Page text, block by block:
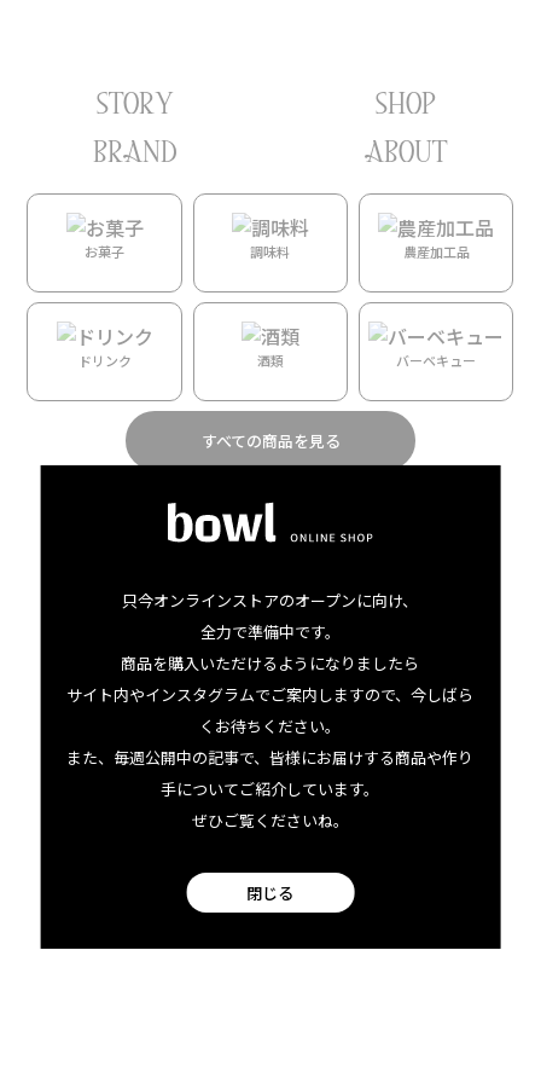
只今オンラインストアのオープンに向け、
全力で準備中です。
商品を購入いただけるようになりましたら
サイト内やインスタグラムでご案内しますので、今しばら
くお待ちください。
また、毎週公開中の記事で、皆様にお届けする商品や作り
手についてご紹介しています。
ぜひご覧くださいね。
閉じる
STORY
SHOP
BRAND
ABOUT
お菓子 調味料 農産加工品
ドリンク 酒類 バーベキュー
すべての商品を見る
/ Oceans End
選択に一致する商品が見つかりませんでした。
facebook
Instagram